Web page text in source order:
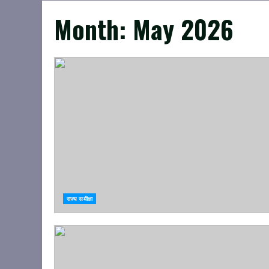
Month: May 2026
राज्य समीक्षा